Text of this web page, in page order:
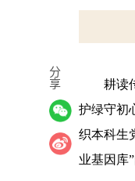
耕读
护绿守初
织本科生
业基因库
分
享